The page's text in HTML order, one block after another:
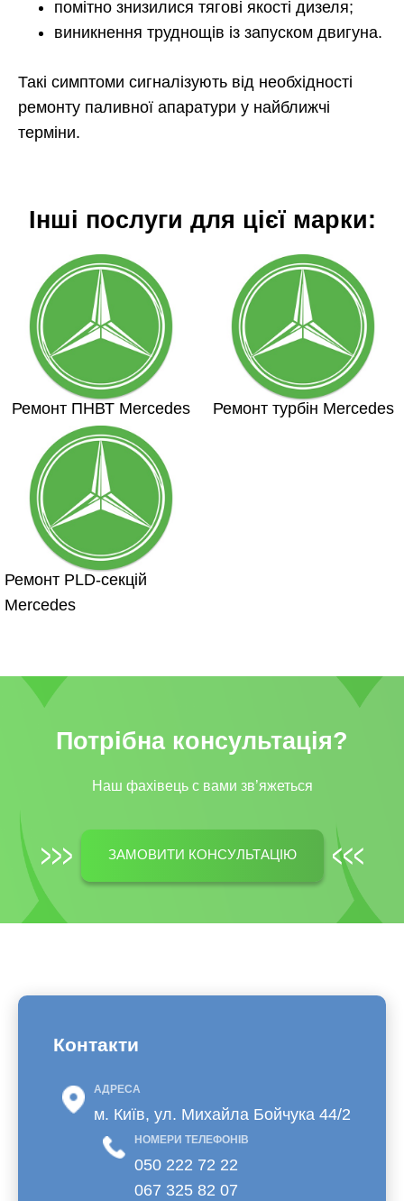
помітно знизилися тягові якості дизеля;
виникнення труднощів із запуском двигуна.
Такі симптоми сигналізують від необхідності
ремонту паливної апаратури у найближчі
терміни.
Інші послуги для цієї марки:
Ремонт ПНВТ Mercedes Ремонт турбін Mercedes
Ремонт PLD-секцій
Mercedes
Потрібна консультація?
Наш фахівець c вами зв’яжеться
ЗАМОВИТИ КОНСУЛЬТАЦІЮ
Контакти
АДРЕСА
м. Київ, ул. Михайла Бойчука 44/2
НОМЕРИ ТЕЛЕФОНІВ
050 222 72 22
067 325 82 07